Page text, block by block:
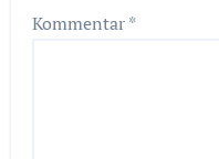
Kommentar*